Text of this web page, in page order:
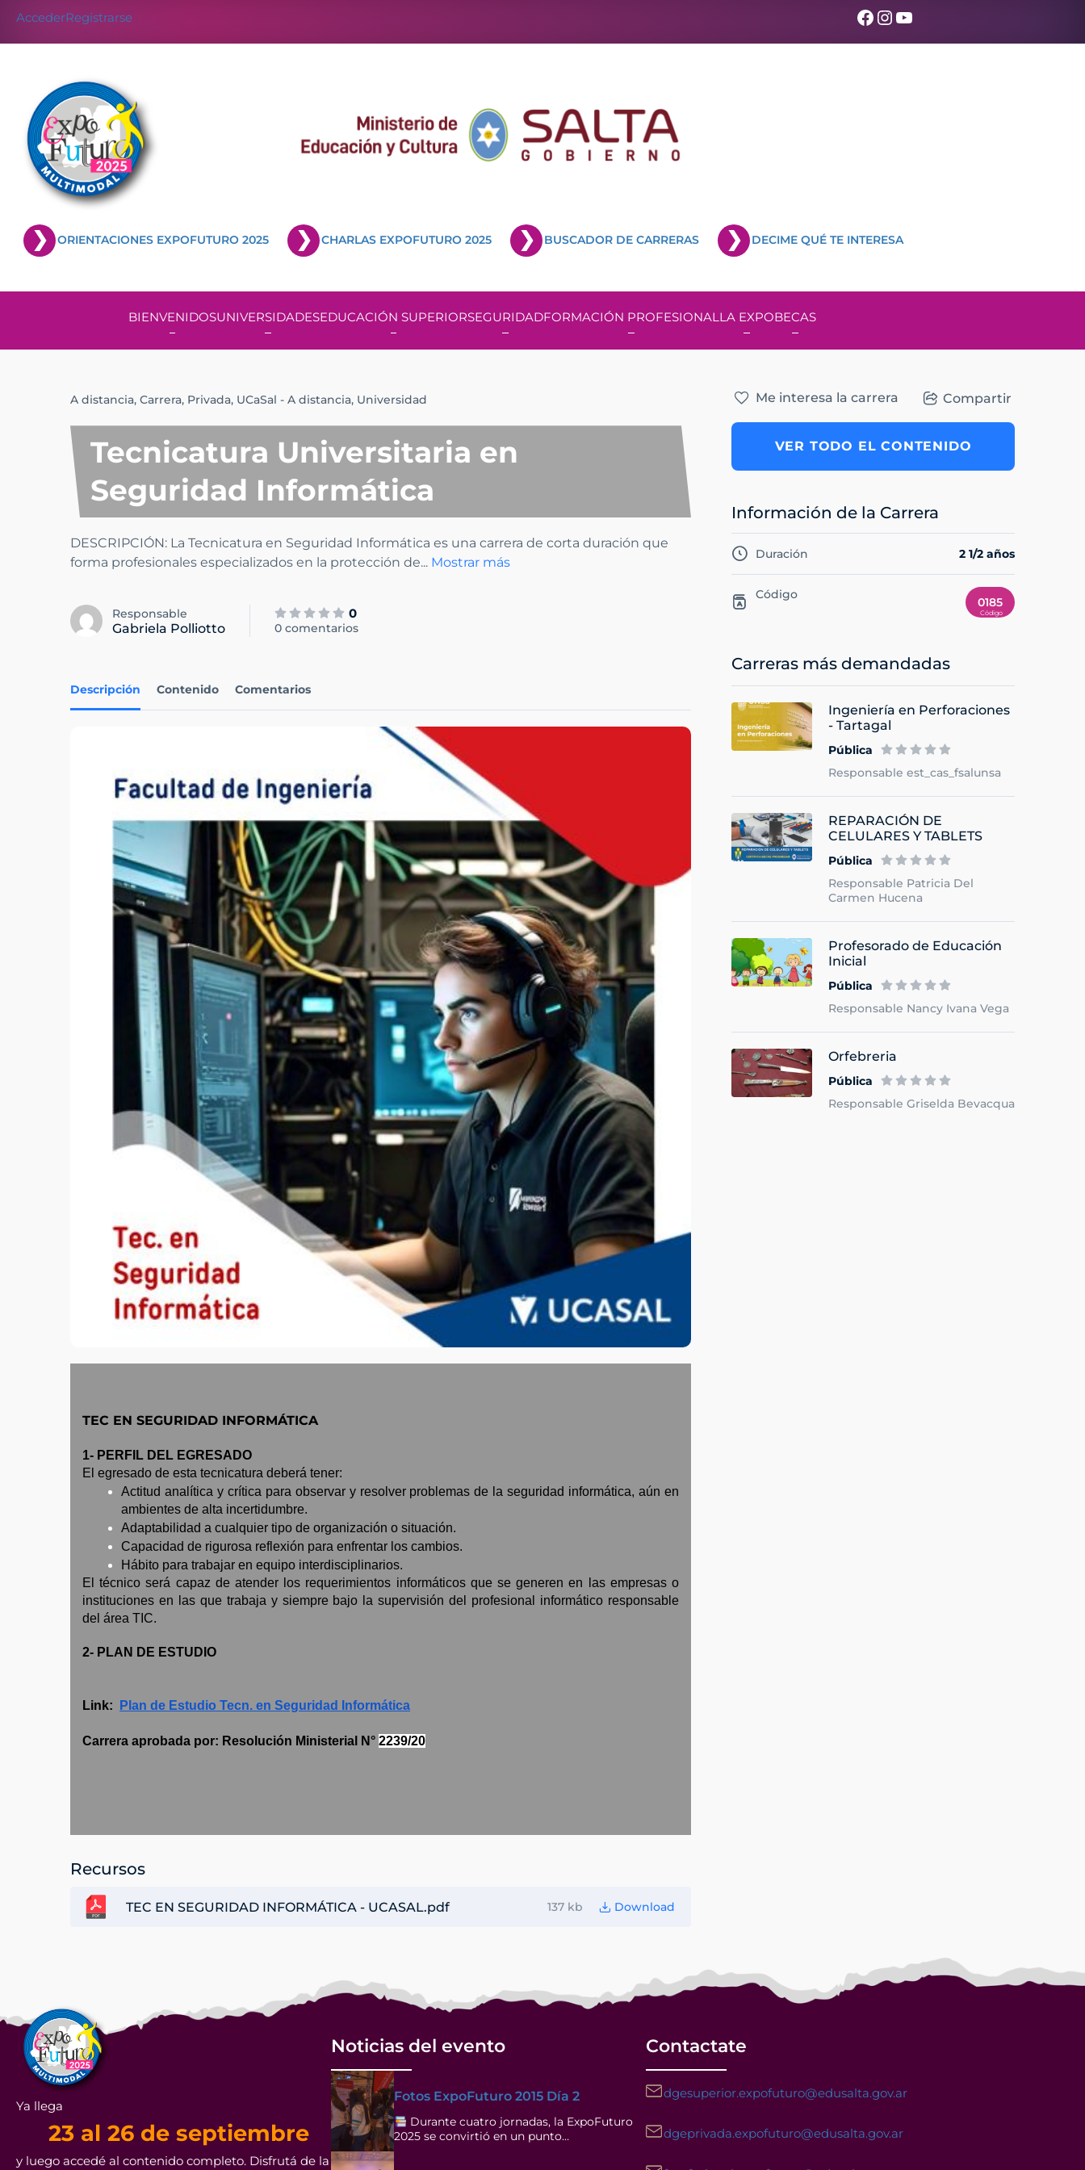
AccederRegistrarse Facebook
Instagram
YouTube
ORIENTACIONES EXPOFUTURO 2025 CHARLAS EXPOFUTURO 2025 BUSCADOR DE CARRERAS DECIME QUÉ TE INTERESA
BIENVENIDOSUNIVERSIDADESEDUCACIÓN SUPERIORSEGURIDADFORMACIÓN PROFESIONALLA EXPOBECAS
A distancia, Carrera, Privada, UCaSal - A distancia, Universidad
Tecnicatura Universitaria en
Seguridad Informática
DESCRIPCIÓN: La Tecnicatura en Seguridad Informática es una carrera de corta duración que
forma profesionales especializados en la protección de... Mostrar más
Responsable
Gabriela Polliotto
0
0 comentarios
Descripción Contenido Comentarios
TEC EN SEGURIDAD INFORMÁTICA
1- PERFIL DEL EGRESADO
El egresado de esta tecnicatura deberá tener:
Actitud analítica y crítica para observar y resolver problemas de la seguridad informática, aún en
ambientes de alta incertidumbre.
Adaptabilidad a cualquier tipo de organización o situación.
Capacidad de rigurosa reflexión para enfrentar los cambios.
Hábito para trabajar en equipo interdisciplinarios.
El técnico será capaz de atender los requerimientos informáticos que se generen en las empresas o
instituciones en las que trabaja y siempre bajo la supervisión del profesional informático responsable
del área TIC.
2- PLAN DE ESTUDIO
Link: Plan de Estudio Tecn. en Seguridad Informática
Carrera aprobada por: Resolución Ministerial N° 2239/20
Recursos
TEC EN SEGURIDAD INFORMÁTICA - UCASAL.pdf 137 kb Download
Me interesa la carrera Compartir
VER TODO EL CONTENIDO
Información de la Carrera
Duración 2 1/2 años
Código
0185
Carreras más demandadas
Ingeniería en Perforaciones
- Tartagal
Pública
Responsable est_cas_fsalunsa
REPARACIÓN DE
CELULARES Y TABLETS
Pública
Responsable Patricia Del
Carmen Hucena
Profesorado de Educación
Inicial
Pública
Responsable Nancy Ivana Vega
Orfebreria
Pública
Responsable Griselda Bevacqua
Ya llega
23 al 26 de septiembre
y luego accedé al contenido completo. Disfrutá de la
Noticias del evento
Fotos ExpoFuturo 2015 Día 2
Durante cuatro jornadas, la ExpoFuturo
2025 se convirtió en un punto…
Contactate
dgesuperior.expofuturo@edusalta.gov.ar
dgeprivada.expofuturo@edusalta.gov.ar